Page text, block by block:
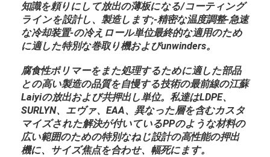
知識を頼りにして放出の薄板になる/コーティング
ラインを設計し、製造します;-精密な温度調整-急速
な冷却装置-の冷えロール単位最終的な適用のため
に適した特別な巻取り機およびunwinders。
腐食性ポリマーをまた処理するために適した部品
との高い製造の品質を自慢する技術の最前線の江蘇
Laiyiの放出および共押出し単位。私達はLDPE、
SURLYN、エヴァ、EAA、異なった層を含むカスタ
マイズされた解決が付いているPPのような材料の
広い範囲のための特別なねじ設計の高性能の押出
機に、サイズ焦点を合わせ、幅死にます。